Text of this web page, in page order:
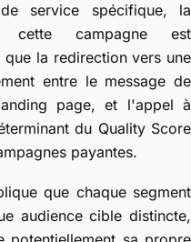
service spécifique, la
campagne est
la redirection vers une
entre le message de
page, et l'appel à
du Quality Score
payantes.
que chaque segment
audience cible distincte,